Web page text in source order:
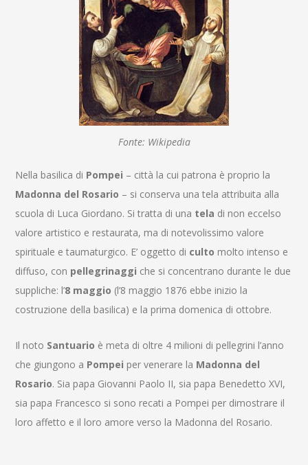
Fonte: Wikipedia
Nella basilica di Pompei – città la cui patrona è proprio la
Madonna del Rosario – si conserva una tela attribuita alla
scuola di Luca Giordano. Si tratta di una tela di non eccelso
valore artistico e restaurata, ma di notevolissimo valore
spirituale e taumaturgico. E’ oggetto di culto molto intenso e
diffuso, con pellegrinaggi che si concentrano durante le due
suppliche: l’8 maggio (l’8 maggio 1876 ebbe inizio la
costruzione della basilica) e la prima domenica di ottobre.
Il noto Santuario è meta di oltre 4 milioni di pellegrini l’anno
che giungono a Pompei per venerare la Madonna del
Rosario. Sia papa Giovanni Paolo II, sia papa Benedetto XVI,
sia papa Francesco si sono recati a Pompei per dimostrare il
loro affetto e il loro amore verso la Madonna del Rosario.